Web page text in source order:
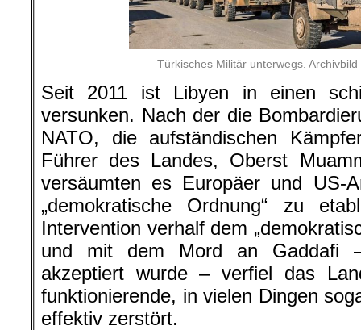
Türkisches Militär unterwegs.
Seit 2011 ist Libyen in einen
versunken. Nach der die
NATO, die aufständischen
Führer des Landes, Oberst
versäumten es Europäer und US-
„demokratische Ordnung“ zu
Intervention verhalf dem
und mit dem Mord an Gaddafi
akzeptiert wurde – verfiel das
funktionierende, in vielen Dingen
effektiv zerstört.